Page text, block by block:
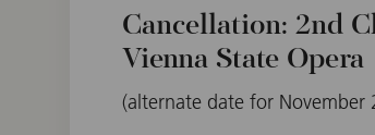
Cancellation: 2nd
Vienna State Opera
(alternate date for November